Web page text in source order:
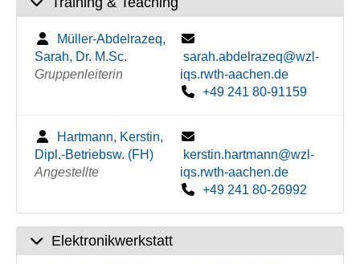
Müller-Abdelrazeq,
Sarah, Dr. M.Sc.
Gruppenleiterin
sarah.abdelrazeq@wzl-
iqs.rwth-aachen.de
+49 241 80-91159
Hartmann, Kerstin,
Dipl.-Betriebsw. (FH)
Angestellte
kerstin.hartmann@wzl-
iqs.rwth-aachen.de
+49 241 80-26992
Elektronikwerkstatt